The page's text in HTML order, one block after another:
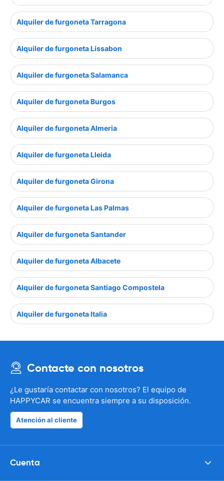
Alquiler de furgoneta Tarragona
Alquiler de furgoneta Lissabon
Alquiler de furgoneta Salamanca
Alquiler de furgoneta Burgos
Alquiler de furgoneta Almeria
Alquiler de furgoneta Lleida
Alquiler de furgoneta Girona
Alquiler de furgoneta Las Palmas
Alquiler de furgoneta Santander
Alquiler de furgoneta Albacete
Alquiler de furgoneta Santiago Compostela
Alquiler de furgoneta Italia
Contacte con nosotros
¿Le gustaría contactar con nosotros? El equipo de
HAPPYCAR se encuentra siempre a su disposición.
Atención al cliente
Cuenta